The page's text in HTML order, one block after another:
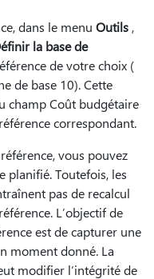
dans le menu Outils ,
la base de
de votre choix (
de base 10). Cette
champ Coût budgétaire
correspondant.
vous pouvez
Toutefois, les
pas de recalcul
L’objectif de
est de capturer une
moment donné. La
modifier l’intégrité de